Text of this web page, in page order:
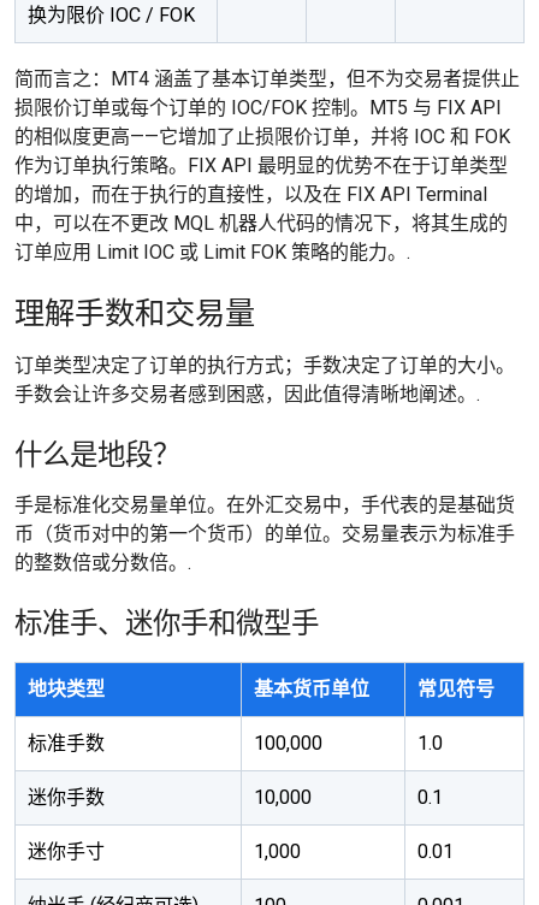
换为限价 IOC / FOK
简而言之：MT4 涵盖了基本订单类型，但不为交易者提供止
损限价订单或每个订单的 IOC/FOK 控制。MT5 与 FIX API
的相似度更高——它增加了止损限价订单，并将 IOC 和 FOK
作为订单执行策略。FIX API 最明显的优势不在于订单类型
的增加，而在于执行的直接性，以及在 FIX API Terminal
中，可以在不更改 MQL 机器人代码的情况下，将其生成的
订单应用 Limit IOC 或 Limit FOK 策略的能力。.
理解手数和交易量
订单类型决定了订单的执行方式；手数决定了订单的大小。
手数会让许多交易者感到困惑，因此值得清晰地阐述。.
什么是地段？
手是标准化交易量单位。在外汇交易中，手代表的是基础货
币（货币对中的第一个货币）的单位。交易量表示为标准手
的整数倍或分数倍。.
标准手、迷你手和微型手
地块类型 基本货币单位 常见符号
标准手数 100,000 1.0
迷你手数 10,000 0.1
迷你手寸 1,000 0.01